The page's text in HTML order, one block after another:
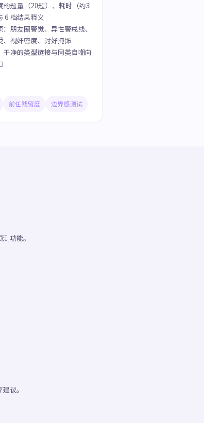
的题量（20题）、耗时（约3
6 档结果释义
：朋友圈警觉、异性警戒线、
、视奸密度、讨好掩饰
干净的类型链接与同类自嘲向
前任残留度 边界感测试
功能。
议。